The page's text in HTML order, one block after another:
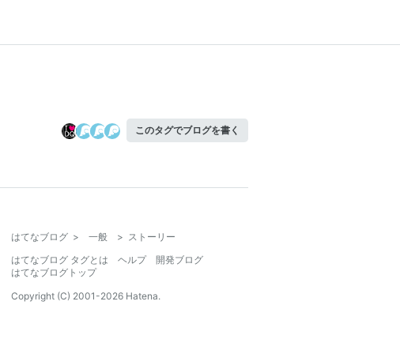
このタグでブログを書く
はてなブログ > 一般 > ストーリー
はてなブログ タグとは
ヘルプ
開発ブログ
はてなブログトップ
Copyright (C) 2001-2026 Hatena.